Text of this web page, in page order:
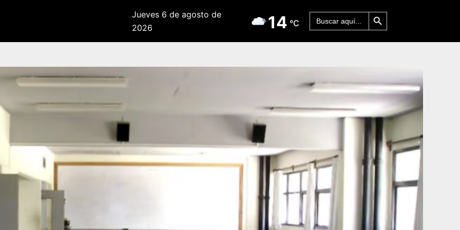
Jueves 6 de agosto de
2026
14 °C
Buscar: Botón de búsqueda